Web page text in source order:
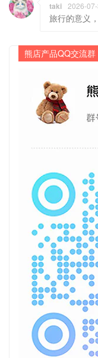
taki 2026-
旅行的意义
熊店产品QQ交流群